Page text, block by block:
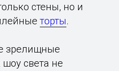
стены, но и
торты.
зрелищные
света не